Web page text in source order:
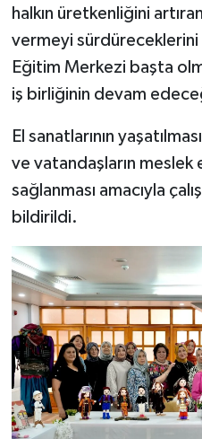
halkın üretkenliğini
vermeyi sürdüreceklerini
Eğitim Merkezi başta
iş birliğinin devam
El sanatlarının
ve vatandaşların meslek
sağlanması amacıyla
bildirildi.